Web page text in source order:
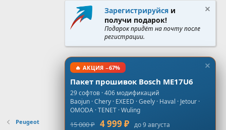
Peugeot
Зарегистрируйся и
получи подарок!
Подарок придёт на почту после
регистрации.
🔥 АКЦИЯ −67%
Пакет прошивок Bosch ME17U6
29 софтов · 406 модификаций
Baojun · Chery · EXEED · Geely · Haval · Jetour ·
OMODA · TENET · Wuling
15 000 ₽ 4 999 ₽ до 9 августа